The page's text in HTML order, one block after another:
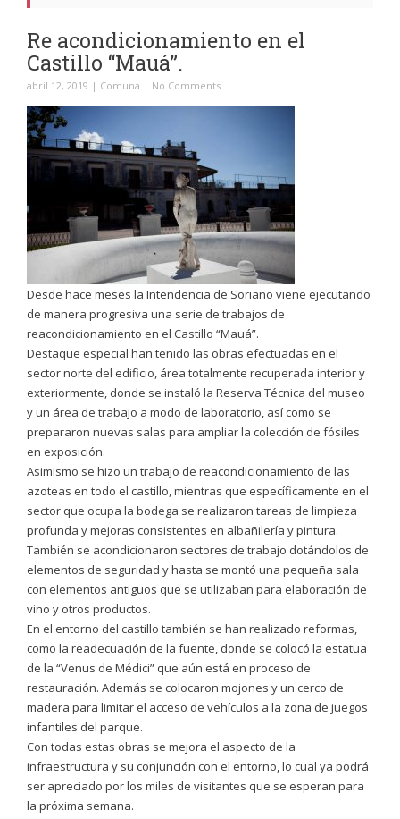
Re acondicionamiento en el
Castillo “Mauá”.
abril 12, 2019 | Comuna | No Comments
Desde hace meses la Intendencia de Soriano viene ejecutando
de manera progresiva una serie de trabajos de
reacondicionamiento en el Castillo “Mauá”.
Destaque especial han tenido las obras efectuadas en el
sector norte del edificio, área totalmente recuperada interior y
exteriormente, donde se instaló la Reserva Técnica del museo
y un área de trabajo a modo de laboratorio, así como se
prepararon nuevas salas para ampliar la colección de fósiles
en exposición.
Asimismo se hizo un trabajo de reacondicionamiento de las
azoteas en todo el castillo, mientras que específicamente en el
sector que ocupa la bodega se realizaron tareas de limpieza
profunda y mejoras consistentes en albañilería y pintura.
También se acondicionaron sectores de trabajo dotándolos de
elementos de seguridad y hasta se montó una pequeña sala
con elementos antiguos que se utilizaban para elaboración de
vino y otros productos.
En el entorno del castillo también se han realizado reformas,
como la readecuación de la fuente, donde se colocó la estatua
de la “Venus de Médici” que aún está en proceso de
restauración. Además se colocaron mojones y un cerco de
madera para limitar el acceso de vehículos a la zona de juegos
infantiles del parque.
Con todas estas obras se mejora el aspecto de la
infraestructura y su conjunción con el entorno, lo cual ya podrá
ser apreciado por los miles de visitantes que se esperan para
la próxima semana.